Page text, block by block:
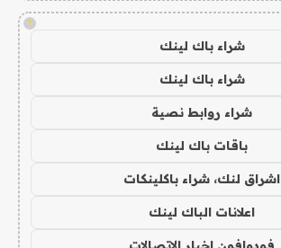
!
شراء باك لينك
شراء باك لينك
شراء روابط نصية
باقات باك لينك
اشراق لنك، شراء باكلينكات
اعلانات الباك لينك